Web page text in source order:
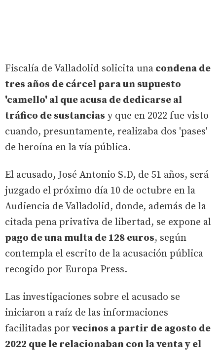
Fiscalía de Valladolid solicita una condena de
tres años de cárcel para un supuesto
'camello' al que acusa de dedicarse al
tráfico de sustancias y que en 2022 fue visto
cuando, presuntamente, realizaba dos 'pases'
de heroína en la vía pública.
El acusado, José Antonio S.D, de 51 años, será
juzgado el próximo día 10 de octubre en la
Audiencia de Valladolid, donde, además de la
citada pena privativa de libertad, se expone al
pago de una multa de 128 euros, según
contempla el escrito de la acusación pública
recogido por Europa Press.
Las investigaciones sobre el acusado se
iniciaron a raíz de las informaciones
facilitadas por vecinos a partir de agosto de
2022 que le relacionaban con la venta y el